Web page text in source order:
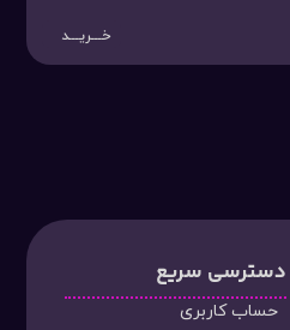
خـــریـــد
دسترسی سریع
حساب کاربری